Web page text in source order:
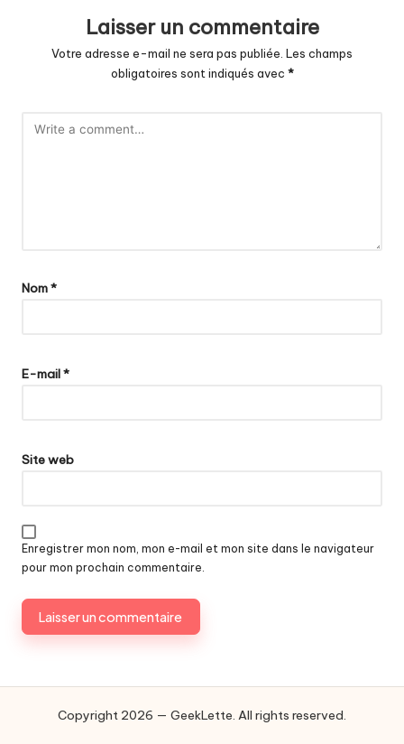
Laisser un commentaire
Votre adresse e-mail ne sera pas publiée. Les champs
obligatoires sont indiqués avec *
Nom*
E-mail*
Site web
Enregistrer mon nom, mon e-mail et mon site dans le navigateur
pour mon prochain commentaire.
Copyright 2026 — GeekLette. All rights reserved.